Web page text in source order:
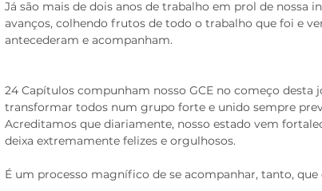
Já são mais de dois anos de trabalho em prol de nossa
avanços, colhendo frutos de todo o trabalho que foi e
antecederam e acompanham.
24 Capítulos compunham nosso GCE no começo desta
transformar todos num grupo forte e unido sempre
Acreditamos que diariamente, nosso estado vem
deixa extremamente felizes e orgulhosos.
É um processo magnífico de se acompanhar, tanto,